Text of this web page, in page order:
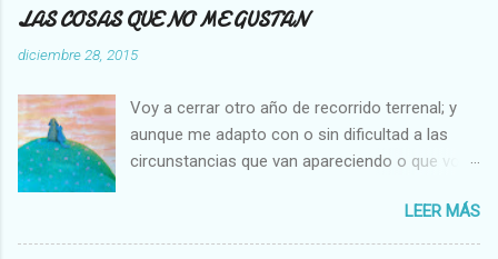
c
a
r
n
c
o
m
e
n
r
LAS COSAS QUE NO ME GUSTAN
diciembre 28, 2015
Voy a cerrar otro año de recorrido terrenal; y
aunque me adapto con o sin dificultad a las
circunstancias que van apareciendo o que voy
es decir que para mi son inamovibles, y os voy
a contar cuales son: NO ME GUSTA VER A UNA
LEER MÁS